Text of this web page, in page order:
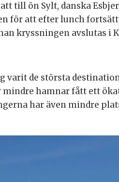
till ön Sylt, danska
för att efter lunch
kryssningen avslutas i
varit de största
hamnar fått ett
har även mindre